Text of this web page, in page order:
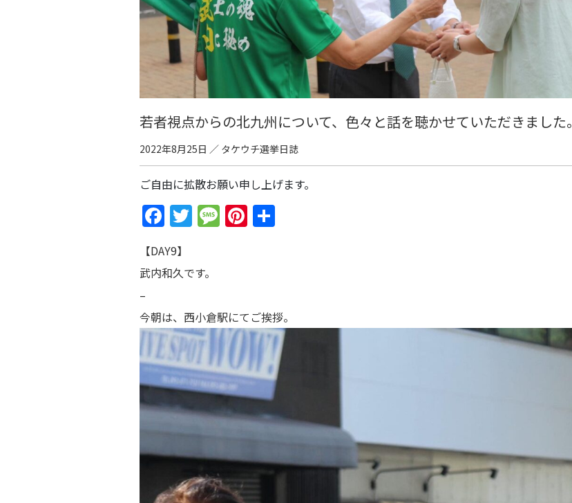
若者視点からの北九州について、色々と話を聴かせていただきました。
2022年8月25日 ／ タケウチ選挙日誌
ご自由に拡散お願い申し上げます。
F
a
c
e
o
o
k
T
w
itt
er
M
e
g
e
Pi
nt
st
【DAY9】
武内和久です。
–
今朝は、西小倉駅にてご挨拶。